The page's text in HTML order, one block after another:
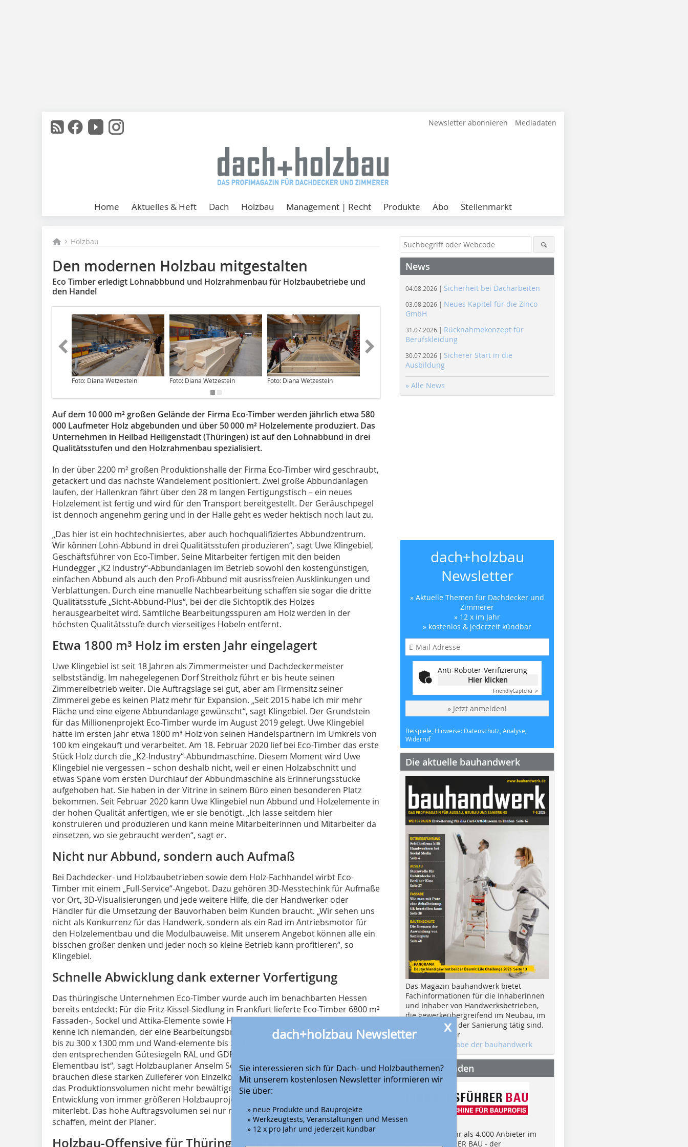
Newsletter abonnieren Mediadaten
Home Aktuelles & Heft Dach Holzbau Management | Recht Produkte Abo Stellenmarkt
Holzbau
Den modernen Holzbau mitgestalten
Eco Timber erledigt Lohnabbbund und Holzrahmenbau für Holzbaubetriebe und
den Handel
Foto: Diana Wetzestein Foto: Diana Wetzestein Foto: Diana Wetzestein
Auf dem 10 000 m² großen Gelände der Firma Eco-Timber werden jährlich etwa 580
000 Laufmeter Holz abgebunden und über 50 000 m² Holzelemente produziert. Das
Unternehmen in Heilbad Heiligenstadt (Thüringen) ist auf den Lohnabbund in drei
Qualitätsstufen und den Holzrahmenbau spezialisiert.
In der über 2200 m² großen Produktionshalle der Firma Eco-Timber wird geschraubt,
getackert und das nächste Wandelement positioniert. Zwei große Abbundanlagen
laufen, der Hallenkran fährt über den 28 m langen Fertigungstisch – ein neues
Holzelement ist fertig und wird für den Transport bereitgestellt. Der Geräuschpegel
ist dennoch angenehm gering und in der Halle geht es weder hektisch noch laut zu.
„Das hier ist ein hochtechnisiertes, aber auch hochqualifiziertes Abbundzentrum.
Wir können Lohn-Abbund in drei Qualitätsstufen produzieren“, sagt Uwe Klingebiel,
Geschäftsführer von Eco-Timber. Seine Mitarbeiter fertigen mit den beiden
Hundegger „K2 Industry“-Abbundanlagen im Betrieb sowohl den kostengünstigen,
einfachen Abbund als auch den Profi-Abbund mit ausrissfreien Ausklinkungen und
Verblattungen. Durch eine manuelle Nachbearbeitung schaffen sie sogar die dritte
Qualitätsstufe „Sicht-Abbund-Plus“, bei der die Sichtoptik des Holzes
herausgearbeitet wird. Sämtliche Bearbeitungsspuren am Holz werden in der
höchsten Qualitätsstufe durch vierseitiges Hobeln entfernt.
Etwa 1800 m³ Holz im ersten Jahr eingelagert
Uwe Klingebiel ist seit 18 Jahren als Zimmermeister und Dachdeckermeister
selbstständig. Im nahegelegenen Dorf Streitholz führt er bis heute seinen
Zimmereibetrieb weiter. Die Auftragslage sei gut, aber am Firmensitz seiner
Zimmerei gebe es keinen Platz mehr für Expansion. „Seit 2015 habe ich mir mehr
Fläche und eine eigene Abbundanlage gewünscht“, sagt Klingebiel. Der Grundstein
für das Millionenprojekt Eco-Timber wurde im August 2019 gelegt. Uwe Klingebiel
hatte im ersten Jahr etwa 1800 m³ Holz von seinen Handelspartnern im Umkreis von
100 km eingekauft und verarbeitet. Am 18. Februar 2020 lief bei Eco-Timber das erste
Stück Holz durch die „K2-Industry“-Abbundmaschine. Diesem Moment wird Uwe
Klingebiel nie vergessen – schon deshalb nicht, weil er einen Holzabschnitt und
etwas Späne vom ersten Durchlauf der Abbundmaschine als Erinnerungsstücke
aufgehoben hat. Sie haben in der Vitrine in seinem Büro einen besonderen Platz
bekommen. Seit Februar 2020 kann Uwe Klingebiel nun Abbund und Holzelemente in
der hohen Qualität anfertigen, wie er sie benötigt. „Ich lasse seitdem hier
konstruieren und produzieren und kann meine Mitarbeiterinnen und Mitarbeiter da
einsetzen, wo sie gebraucht werden“, sagt er.
Nicht nur Abbund, sondern auch Aufmaß
Bei Dachdecker- und Holzbaubetrieben sowie dem Holz-Fachhandel wirbt Eco-
Timber mit einem „Full-Service“-Angebot. Dazu gehören 3D-Messtechink für Aufmaße
vor Ort, 3D-Visualisierungen und jede weitere Hilfe, die der Handwerker oder
Händler für die Umsetzung der Bauvorhaben beim Kunden braucht. „Wir sehen uns
nicht als Konkurrenz für das Handwerk, sondern als ein Rad im Antriebsmotor für
den Holzelementbau und die Modulbauweise. Mit unserem Angebot können alle ein
bisschen größer denken und jeder noch so kleine Betrieb kann profitieren“, so
Klingebiel.
Schnelle Abwicklung dank externer Vorfertigung
Das thüringische Unternehmen Eco-Timber wurde auch im benachbarten Hessen
bereits entdeckt: Für die Fritz-Kissel-Siedlung in Frankfurt lieferte Eco-Timber 6800 m²
Fassaden-, Sockel und Attika-Elemente sowie Holzrahmenbauelemente. „Momentan
kenne ich niemanden, der eine Bearbeitungsbreite für Durchlaufquerschnitte von
bis zu 300 x 1300 mm und Wand-elemente bis zu 13 m Länge in unserer Region mit
den entsprechenden Gütesiegeln RAL und GDF liefern kann und dabei so flexibel im
Elementbau ist“, sagt Holzbauplaner Anselm Schoen aus Witzenhausen. „Wir
brauchen diese starken Zulieferer von Einzelkomponenten. Einzelne Betriebe können
das Produktionsvolumen nicht mehr bewältigen“, sagt Schoen, der die rasante
Entwicklung von immer größeren Holzbauprojekten tagtäglich in seinem Büro
miterlebt. Das hohe Auftragsvolumen sei nur mit schnellen Abwicklungszeiten zu
schaffen, meint der Planer.
Holzbau-Offensive für Thüringen gefordert
x
dach+holzbau Newsletter
Sie interessieren sich für Dach- und Holzbauthemen?
Mit unserem kostenlosen Newsletter informieren wir
Sie über:
» neue Produkte und Bauprojekte
» Werkzeugtests, Veranstaltungen und Messen
» 12 x pro Jahr und jederzeit kündbar
News
04.08.2026 | Sicherheit bei Dacharbeiten
03.08.2026 | Neues Kapitel für die Zinco
GmbH
31.07.2026 | Rücknahmekonzept für
Berufskleidung
30.07.2026 | Sicherer Start in die
Ausbildung
» Alle News
dach+holzbau
Newsletter
» Aktuelle Themen für Dachdecker und
Zimmerer
» 12 x im Jahr
» kostenlos & jederzeit kündbar
Anti-Roboter-Verifizierung
Hier klicken
FriendlyCaptcha ⇗
» Jetzt anmelden!
Beispiele, Hinweise: Datenschutz, Analyse,
Widerruf
Die aktuelle bauhandwerk
Das Magazin bauhandwerk bietet
Fachinformationen für die Inhaberinnen
und Inhaber von Handwerksbetrieben,
die gewerkeübergreifend im Neubau, im
Ausbau und in der Sanierung tätig sind.
Hier geht es zur
aktuellen Ausgabe der bauhandwerk
Anbieter finden
Finden Sie mehr als 4.000 Anbieter im
EINKAUFSFÜHRER BAU - der